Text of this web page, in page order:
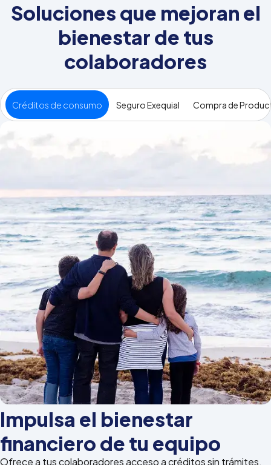
Soluciones que mejoran el
bienestar de tus
colaboradores
Créditos de consumo Seguro Exequial Compra de
Impulsa el bienestar
financiero de tu equipo
Ofrece a tus colaboradores acceso a créditos sin trámites,